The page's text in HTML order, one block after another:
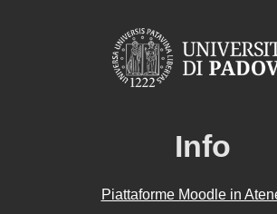
Info
Piattaforme Moodle in